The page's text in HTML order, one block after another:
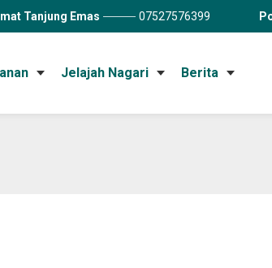
Tanjung Emas 07527576399
Jelajah Nagari Berita